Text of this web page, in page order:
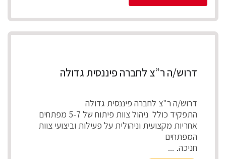
דרוש/ה ר”צ לחברה פיננסית גדולה
דרוש/ה ר"צ לחברה פיננסית גדולה
התפקיד כולל ניהול צוות פיתוח של 5-7 מפתחים
אחריות מקצועית וניהולית על פעילות וביצועי צוות
המפתחים
חניכה, ...